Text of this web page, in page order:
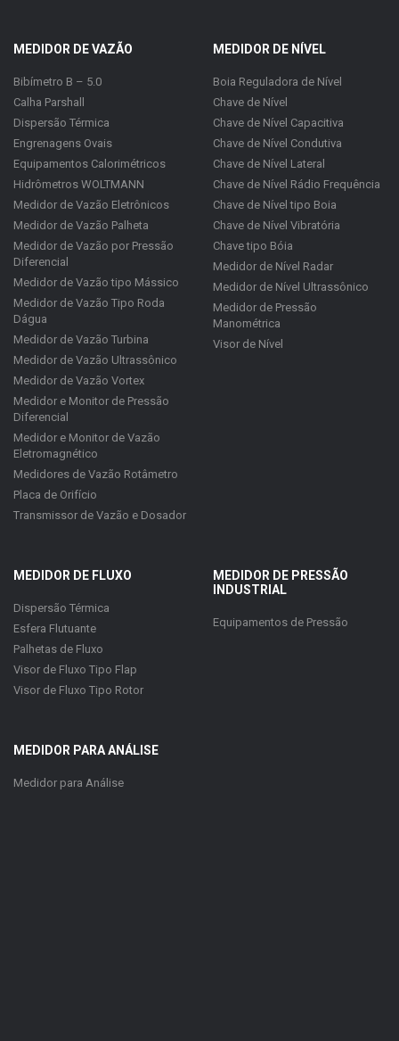
MEDIDOR DE VAZÃO
Bibímetro B – 5.0
Calha Parshall
Dispersão Térmica
Engrenagens Ovais
Equipamentos Calorimétricos
Hidrômetros WOLTMANN
Medidor de Vazão Eletrônicos
Medidor de Vazão Palheta
Medidor de Vazão por Pressão
Diferencial
Medidor de Vazão tipo Mássico
Medidor de Vazão Tipo Roda
Dágua
Medidor de Vazão Turbina
Medidor de Vazão Ultrassônico
Medidor de Vazão Vortex
Medidor e Monitor de Pressão
Diferencial
Medidor e Monitor de Vazão
Eletromagnético
Medidores de Vazão Rotâmetro
Placa de Orifício
Transmissor de Vazão e Dosador
MEDIDOR DE NÍVEL
Boia Reguladora de Nível
Chave de Nível
Chave de Nível Capacitiva
Chave de Nível Condutiva
Chave de Nível Lateral
Chave de Nível Rádio Frequência
Chave de Nível tipo Boia
Chave de Nível Vibratória
Chave tipo Bóia
Medidor de Nível Radar
Medidor de Nível Ultrassônico
Medidor de Pressão
Manométrica
Visor de Nível
MEDIDOR DE FLUXO
Dispersão Térmica
Esfera Flutuante
Palhetas de Fluxo
Visor de Fluxo Tipo Flap
Visor de Fluxo Tipo Rotor
MEDIDOR DE PRESSÃO
INDUSTRIAL
Equipamentos de Pressão
MEDIDOR PARA ANÁLISE
Medidor para Análise